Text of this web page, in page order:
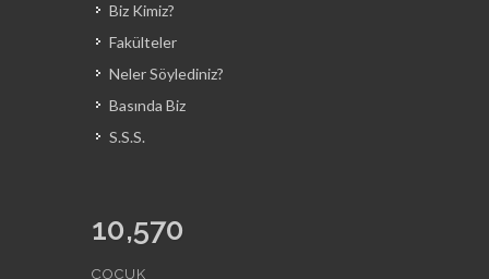
Biz Kimiz?
Fakülteler
Neler Söylediniz?
Basında Biz
S.S.S.
10,570
ÇOCUK